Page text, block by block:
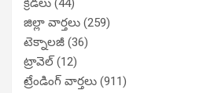
క్రీడలు (44)
జిల్లా వార్తలు (259)
టెక్నాలజీ (36)
ట్రావెల్(12)
ట్రేండింగ్ వార్తలు (911)